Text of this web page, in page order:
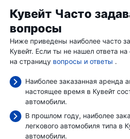
Кувейт Часто
вопросы
Ниже приведены наиболее часто
Кувейт. Если ты не нашел ответа
на страницу вопросы и ответы .
Наиболее заказанная аренда
настоящее время в Кувейт
автомобили.
В прошлом году, наиболее
легкового автомобиля типа в
автомобили.